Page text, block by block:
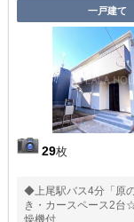
一戸建て
29枚
◆上尾駅バス4分「原
き・カースペース2